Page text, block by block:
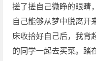
搓了搓自己微睁的眼睛
自己能够从梦中脱离开
床收拾好自己后，我背
的同学一起去买菜。踏